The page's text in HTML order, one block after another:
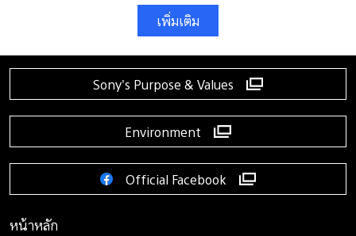
เพิ่มเติม
Sony's Purpose & Values
Environment
Official Facebook
หน้าหลัก